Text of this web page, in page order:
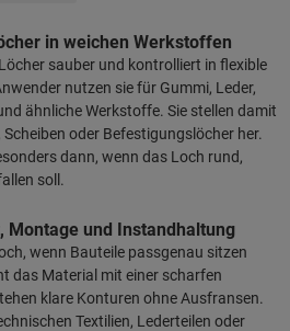
in weichen Werkstoffen
sauber und kontrolliert in flexible
nutzen sie für Gummi, Leder,
ähnliche Werkstoffe. Sie stellen damit
oder Befestigungslöcher her.
dann, wenn das Loch rund,
soll.
Montage und Instandhaltung
wenn Bauteile passgenau sitzen
das Material mit einer scharfen
klare Konturen ohne Ausfransen.
Textilien, Lederteilen oder